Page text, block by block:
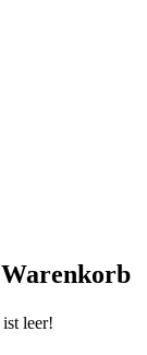
Warenkorb
ist leer!